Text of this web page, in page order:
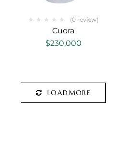
(0 review)
Cuora
$230,000
LOADMORE